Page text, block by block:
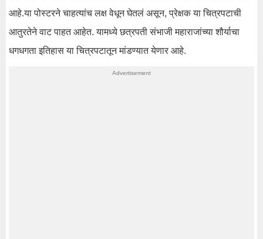
आहे.या पोस्टरने चाहत्यांच लक्ष वेधून घेतलं असून, प्रेक्षक या चित्रपटाची
आतुरतेने वाट पाहत आहेत. यामध्ये छत्रपती संभाजी महाराजांच्या शौर्याचा
धगधगता इतिहास या चित्रपटातून मांडण्यात येणार आहे.